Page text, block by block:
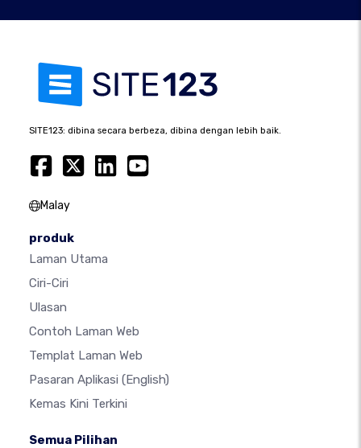
SITE123: dibina secara berbeza, dibina dengan lebih baik.
Malay
produk
Laman Utama
Ciri-Ciri
Ulasan
Contoh Laman Web
Templat Laman Web
Pasaran Aplikasi (English)
Kemas Kini Terkini
Semua Pilihan